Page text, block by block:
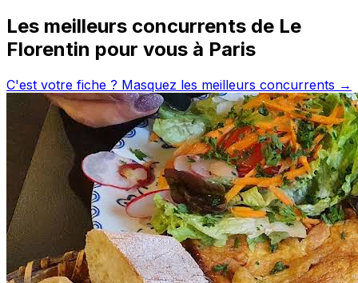
Les meilleurs concurrents de Le
Florentin pour vous à Paris
C'est votre fiche ? Masquez les meilleurs concurrents →